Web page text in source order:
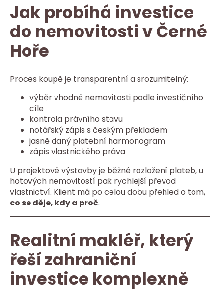
Jak probíhá investice
do nemovitosti v Černé
Hoře
Proces koupě je transparentní a srozumitelný:
výběr vhodné nemovitosti podle investičního
cíle
kontrola právního stavu
notářský zápis s českým překladem
jasně daný platební harmonogram
zápis vlastnického práva
U projektové výstavby je běžné rozložení plateb, u
hotových nemovitostí pak rychlejší převod
vlastnictví. Klient má po celou dobu přehled o tom,
co se děje, kdy a proč.
Realitní makléř, který
řeší zahraniční
investice komplexně